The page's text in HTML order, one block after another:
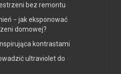
bez remontu
− jak eksponować
domowej?
kontrastami
ultraviolet do